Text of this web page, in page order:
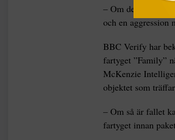
– Om det
och en aggression
BBC Verify har
fartyget ”Family”
McKenzie
objektet som
– Om så är fallet
fartyget innan